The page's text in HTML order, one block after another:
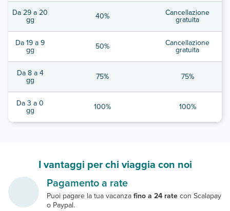
Da 29 a 20
gg 40% Cancellazione
gratuita
Da 19 a 9
gg 50% Cancellazione
gratuita
Da 8 a 4
gg 75% 75%
Da 3 a 0
gg 100% 100%
I vantaggi per chi viaggia con noi
Pagamento a rate
Puoi pagare la tua vacanzafino a 24 ratecon Scalapay
o Paypal.